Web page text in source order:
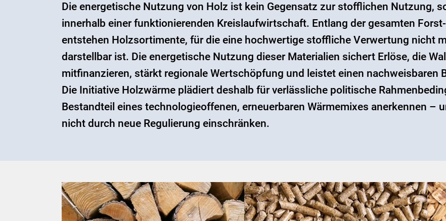
Die energetische Nutzung von Holz ist kein Gegensatz zur stofflichen Nutzung,
innerhalb einer funktionierenden Kreislaufwirtschaft. Entlang der gesamten
entstehen Holzsortimente, für die eine hochwertige stoffliche Verwertung nicht
darstellbar ist. Die energetische Nutzung dieser Materialien sichert Erlöse, die
mitfinanzieren, stärkt regionale Wertschöpfung und leistet einen nachweisbaren
Die Initiative Holzwärme plädiert deshalb für verlässliche politische
Bestandteil eines technologieoffenen, erneuerbaren Wärmemixes anerkennen –
nicht durch neue Regulierung einschränken.
Show larger version Show larger version